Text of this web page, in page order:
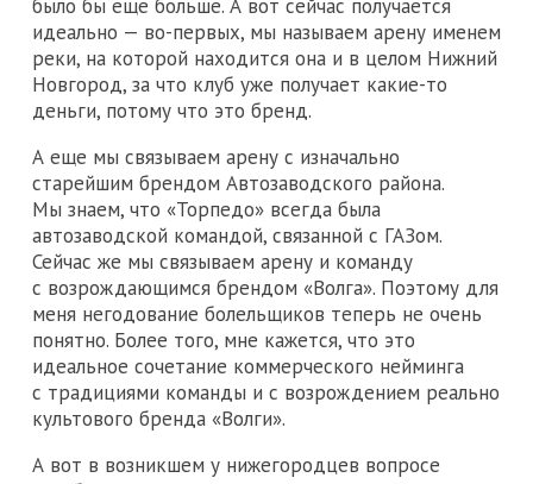
было бы еще больше. А вот сейчас получается
идеально — во-первых, мы называем арену именем
реки, на которой находится она и в целом Нижний
Новгород, за что клуб уже получает какие-то
деньги, потому что это бренд.
А еще мы связываем арену с изначально
старейшим брендом Автозаводского района.
Мы знаем, что «Торпедо» всегда была
автозаводской командой, связанной с ГАЗом.
Сейчас же мы связываем арену и команду
с возрождающимся брендом «Волга». Поэтому для
меня негодование болельщиков теперь не очень
понятно. Более того, мне кажется, что это
идеальное сочетание коммерческого нейминга
с традициями команды и с возрождением реально
культового бренда «Волги».
А вот в возникшем у нижегородцев вопросе